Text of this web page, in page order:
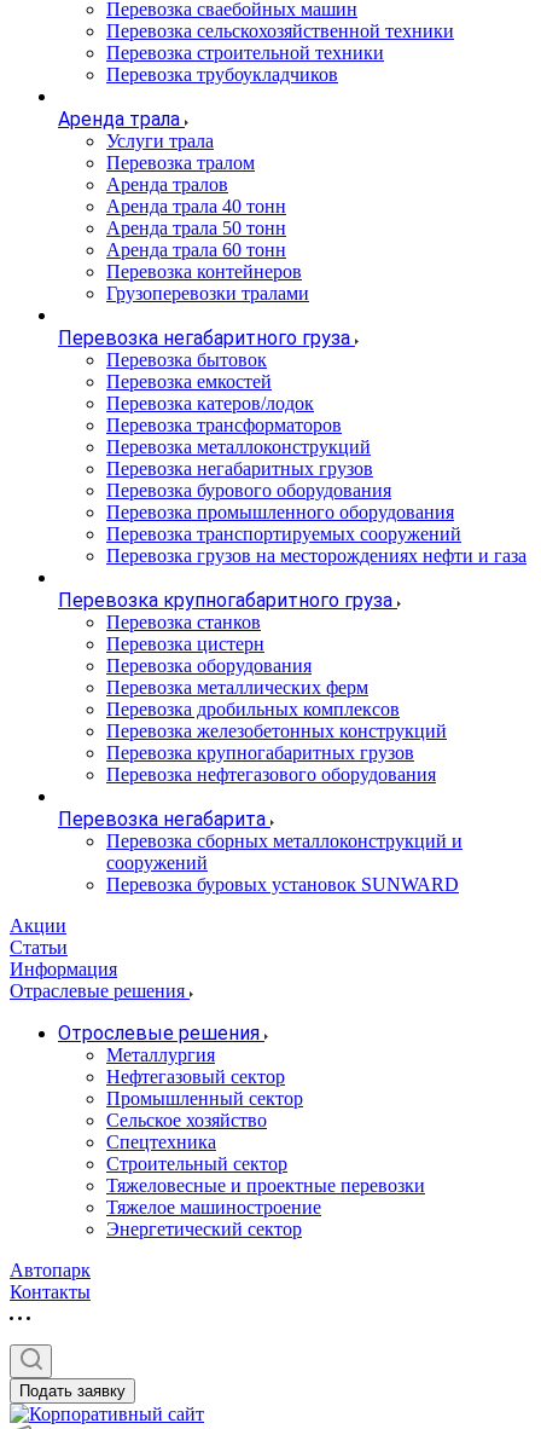
Перевозка сваебойных машин
Перевозка сельскохозяйственной техники
Перевозка строительной техники
Перевозка трубоукладчиков
Аренда трала
Услуги трала
Перевозка тралом
Аренда тралов
Аренда трала 40 тонн
Аренда трала 50 тонн
Аренда трала 60 тонн
Перевозка контейнеров
Грузоперевозки тралами
Перевозка негабаритного груза
Перевозка бытовок
Перевозка емкостей
Перевозка катеров/лодок
Перевозка трансформаторов
Перевозка металлоконструкций
Перевозка негабаритных грузов
Перевозка бурового оборудования
Перевозка промышленного оборудования
Перевозка транспортируемых сооружений
Перевозка грузов на месторождениях нефти и газа
Перевозка крупногабаритного груза
Перевозка станков
Перевозка цистерн
Перевозка оборудования
Перевозка металлических ферм
Перевозка дробильных комплексов
Перевозка железобетонных конструкций
Перевозка крупногабаритных грузов
Перевозка нефтегазового оборудования
Перевозка негабарита
Перевозка сборных металлоконструкций и
сооружений
Перевозка буровых установок SUNWARD
Акции
Статьи
Информация
Отраслевые решения
Отрослевые решения
Металлургия
Нефтегазовый сектор
Промышленный сектор
Сельское хозяйство
Спецтехника
Строительный сектор
Тяжеловесные и проектные перевозки
Тяжелое машиностроение
Энергетический сектор
Автопарк
Контакты
Подать заявку